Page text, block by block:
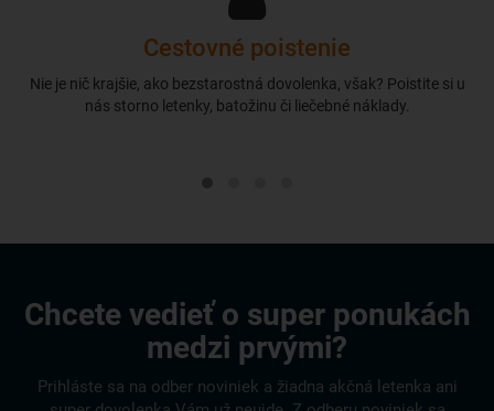
Cestovné poistenie
Nie je nič krajšie, ako bezstarostná dovolenka, však? Poistite si u
nás storno letenky, batožinu či liečebné náklady.
Chcete vedieť o super ponukách
medzi prvými?
Prihláste sa na odber noviniek a žiadna akčná letenka ani